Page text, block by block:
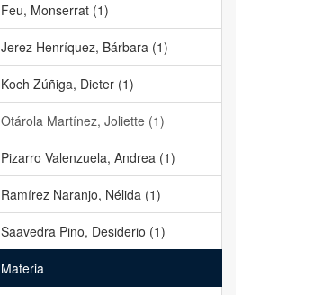
Feu, Monserrat (1)
Jerez Henríquez, Bárbara (1)
Koch Zúñiga, Dieter (1)
Otárola Martínez, Joliette (1)
Pizarro Valenzuela, Andrea (1)
Ramírez Naranjo, Nélida (1)
Saavedra Pino, Desiderio (1)
Materia